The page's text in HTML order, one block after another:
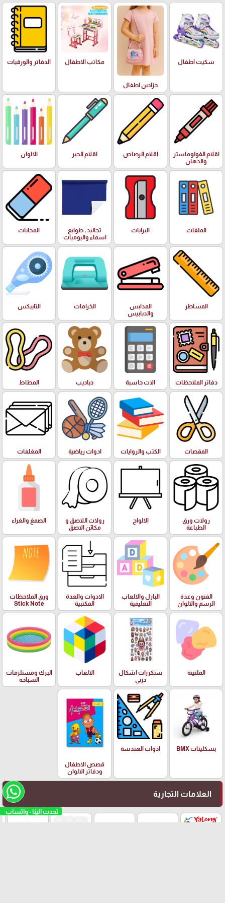
تحدث الينا - واتساب
سكيت اطفال
جزادين اطفال
مكاتب الاطفال الدفاتر والورقيات
اقلام الفولوماستر
والدهان
اقلام الرصاص اقلام الحبر الالوان
الملفات البرايات
تجاليد , طوابع
اسماء واليوميات
المحايات
المساطر
المدابس
والدبابيس
الخرامات التايبكس
دفاتر الملاحظات الات حاسبة دباديب المطاط
المقصات الكتب والروايات ادوات رياضية المغلفات
رولات ورق
الطباعة
الالواح
رولات اللاصق و
مكائن الاصق
الصمغ والغراء
الفنون وعدة
الرسم والالوان
البازل والالعاب
التعليمية
الادوات والعدة
المكتبية
ورق الملاحظات
Stick Note
الملتينة
ستكرزات اشكال
دزني
الالعاب
البرك ومستلزمات
السباحة
بسكليتات BMX ادوات الهندسة
قصص الاطفال
ودفاتر الالوان
العلامات التجارية